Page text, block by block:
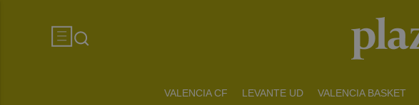
VALENCIA CF LEVANTE UD VALENCIA BASKET